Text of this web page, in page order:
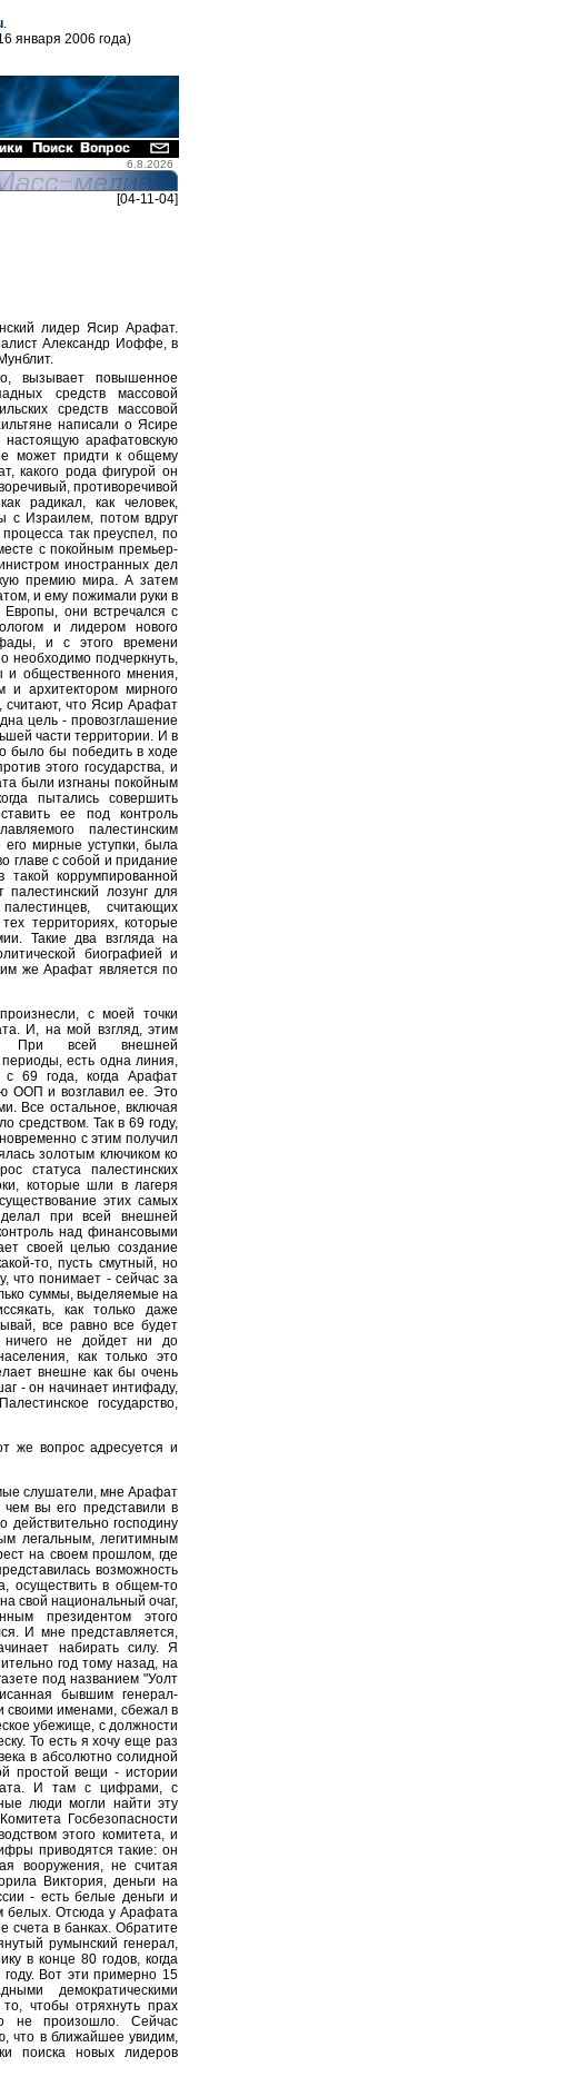
.
января 2006 года)
6.8.2026
[04-11-04]
лидер Ясир Арафат.
Александр Иоффе, в
вызывает повышенное
средств массовой
средств массовой
написали о Ясире
арафатовскую
может придти к общему
какого рода фигурой он
противоречивой
радикал, как человек,
с Израилем, потом вдруг
так преуспел, по
с покойным премьер-
иностранных дел
премию мира. А затем
и ему пожимали руки в
они встречался с
и лидером нового
и с этого времени
необходимо подчеркнуть,
общественного мнения,
и архитектором мирного
считают, что Ясир Арафат
цель - провозглашение
части территории. И в
было бы победить в ходе
этого государства, и
были изгнаны покойным
пытались совершить
ее под контроль
палестинским
мирные уступки, была
главе с собой и придание
такой коррумпированной
лозунг для
считающих
территориях, которые
Такие два взгляда на
биографией и
же Арафат является по
с моей точки
И, на мой взгляд, этим
При всей внешней
есть одна линия,
с 69 года, когда Арафат
ООП и возглавил ее. Это
Все остальное, включая
средством. Так в 69 году,
с этим получил
золотым ключиком ко
статуса палестинских
которые шли в лагеря
этих самых
при всей внешней
над финансовыми
своей целью создание
то, пусть смутный, но
что понимает - сейчас за
суммы, выделяемые на
как только даже
все равно все будет
ничего не дойдет ни до
как только это
внешне как бы очень
- он начинает интифаду,
государство,
же вопрос адресуется и
слушатели, мне Арафат
чем вы его представили в
действительно господину
легальным, легитимным
на своем прошлом, где
возможность
осуществить в общем-то
свой национальный очаг,
президентом этого
И мне представляется,
набирать силу. Я
год тому назад, на
под названием "Уолт
бывшим генерал-
своими именами, сбежал в
убежище, с должности
То есть я хочу еще раз
в абсолютно солидной
простой вещи - истории
И там с цифрами, с
люди могли найти эту
Госбезопасности
этого комитета, и
приводятся такие: он
вооружения, не считая
Виктория, деньги на
- есть белые деньги и
белых. Отсюда у Арафата
в банках. Обратите
румынский генерал,
в конце 80 годов, когда
Вот эти примерно 15
демократическими
чтобы отряхнуть прах
не произошло. Сейчас
что в ближайшее увидим,
поиска новых лидеров